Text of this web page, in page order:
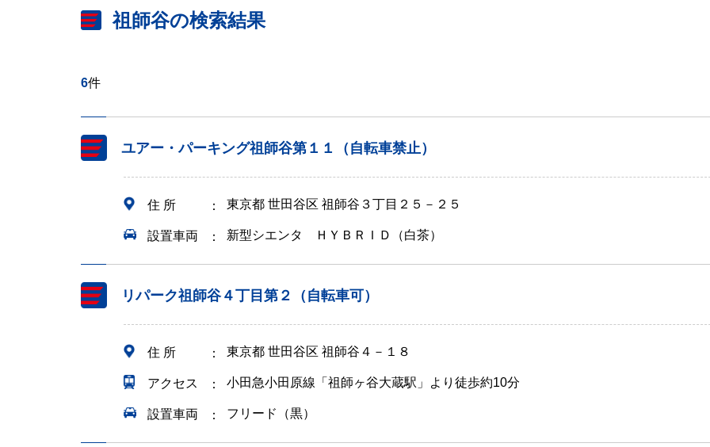
祖師谷の検索結果
6件
ユアー・パーキング祖師谷第１１（自転車禁止）
住 所 東京都 世田谷区 祖師谷３丁目２５－２５
設置車両 新型シエンタ ＨＹＢＲＩＤ（白茶）
リパーク祖師谷４丁目第２（自転車可）
住 所 東京都 世田谷区 祖師谷４－１８
アクセス 小田急小田原線「祖師ヶ谷大蔵駅」より徒歩約10分
設置車両 フリード（黒）